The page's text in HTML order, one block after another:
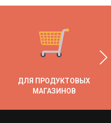
ДЛЯ ПРОДУКТОВЫХ
МАГАЗИНОВ